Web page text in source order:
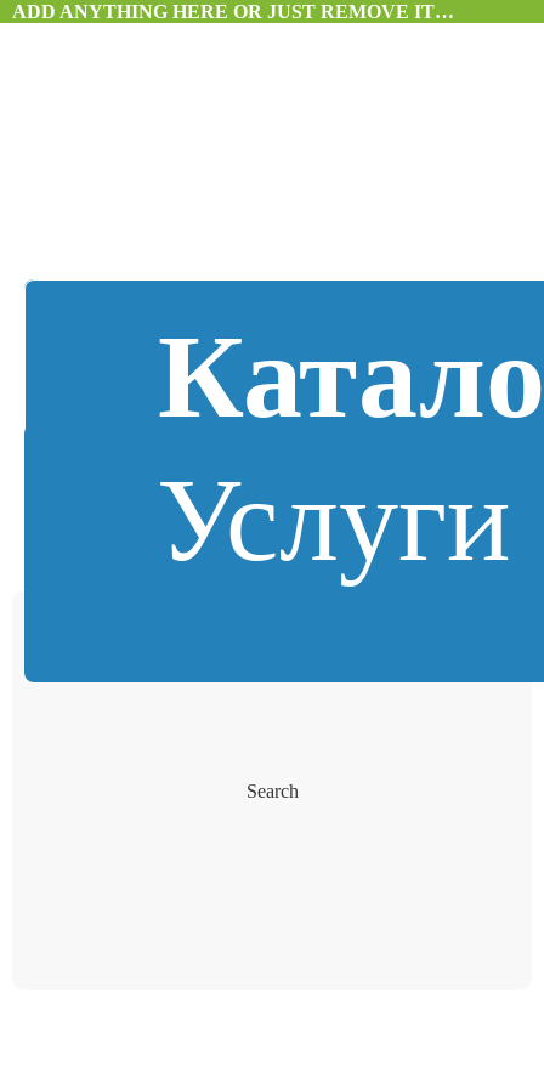
ADD ANYTHING HERE OR JUST REMOVE IT…
Услуги
Search